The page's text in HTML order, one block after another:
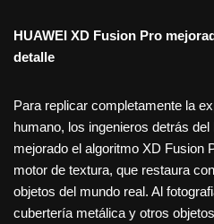
HUAWEI XD Fusion Pro
detalle
Para replicar completamente la
humano, los ingenieros detrás
mejorado el algoritmo XD Fusion
motor de textura, que restaura
objetos del mundo real. Al
cubertería metálica y otros